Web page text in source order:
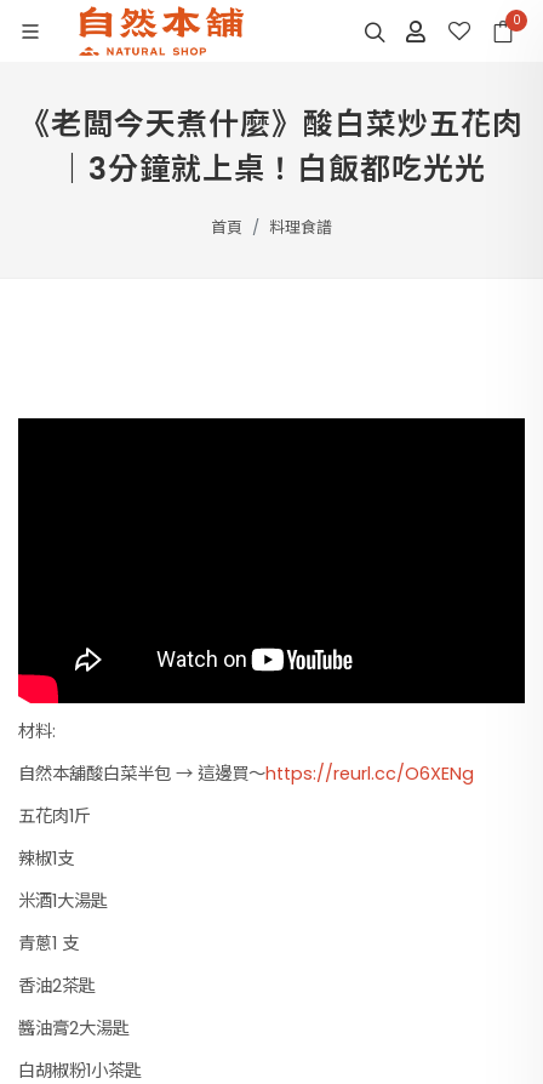
0
《老闆今天煮什麼》酸白菜炒五花肉
｜3分鐘就上桌！白飯都吃光光
首頁 料理食譜
材料:
自然本舖酸白菜半包 → 這邊買～https://reurl.cc/O6XENg
五花肉1斤
辣椒1支
米酒1大湯匙
青蔥1 支
香油2茶匙
醬油膏2大湯匙
白胡椒粉1小茶匙